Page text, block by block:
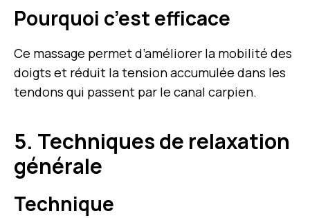
Pourquoi c’est efficace
Ce massage permet d’améliorer la mobilité des
doigts et réduit la tension accumulée dans les
tendons qui passent par le canal carpien.
5. Techniques de relaxation
générale
Technique